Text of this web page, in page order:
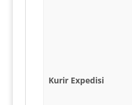
Kurir Expedisi